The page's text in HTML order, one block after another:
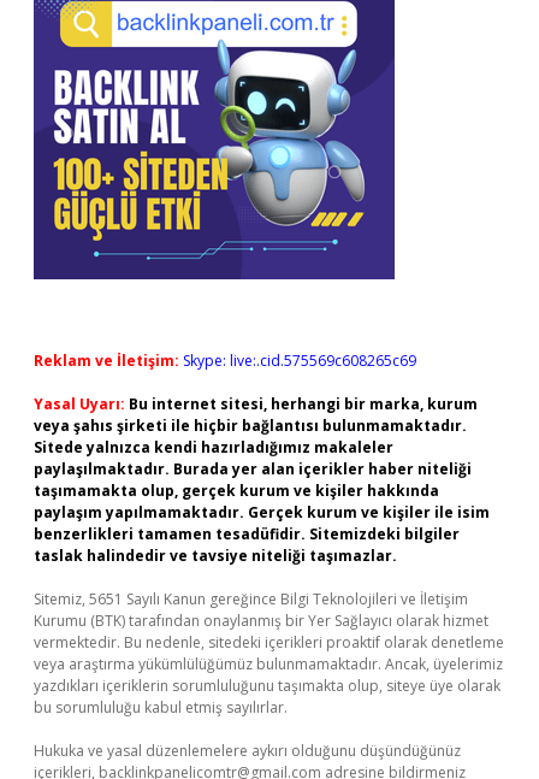
Reklam ve İletişim: Skype: live:.cid.575569c608265c69
Yasal Uyarı: Bu internet sitesi, herhangi bir marka, kurum
veya şahıs şirketi ile hiçbir bağlantısı bulunmamaktadır.
Sitede yalnızca kendi hazırladığımız makaleler
paylaşılmaktadır. Burada yer alan içerikler haber niteliği
taşımamakta olup, gerçek kurum ve kişiler hakkında
paylaşım yapılmamaktadır. Gerçek kurum ve kişiler ile isim
benzerlikleri tamamen tesadüfidir. Sitemizdeki bilgiler
taslak halindedir ve tavsiye niteliği taşımazlar.
Sitemiz, 5651 Sayılı Kanun gereğince Bilgi Teknolojileri ve İletişim
Kurumu (BTK) tarafından onaylanmış bir Yer Sağlayıcı olarak hizmet
vermektedir. Bu nedenle, sitedeki içerikleri proaktif olarak denetleme
veya araştırma yükümlülüğümüz bulunmamaktadır. Ancak, üyelerimiz
yazdıkları içeriklerin sorumluluğunu taşımakta olup, siteye üye olarak
bu sorumluluğu kabul etmiş sayılırlar.
Hukuka ve yasal düzenlemelere aykırı olduğunu düşündüğünüz
içerikleri, backlinkpanelicomtr@gmail.com adresine bildirmeniz